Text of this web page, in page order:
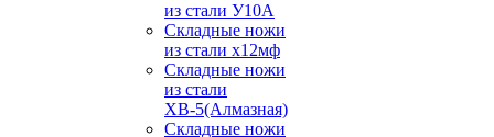
из стали У10А
Складные ножи
из стали х12мф
Складные ножи
из стали
ХВ-5(Алмазная)
Складные ножи